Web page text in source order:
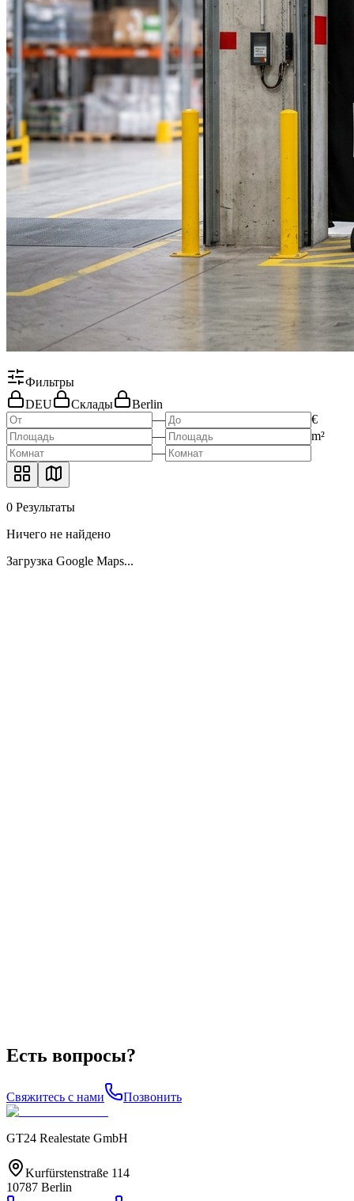
Фильтры
DEU
Склады
Berlin
—
€
—
m²
—
0 Результаты
Ничего не найдено
Загрузка Google Maps...
Есть вопросы?
Свяжитесь с нами Позвонить
GT24 Realestate GmbH
Kurfürstenstraße 114
10787 Berlin